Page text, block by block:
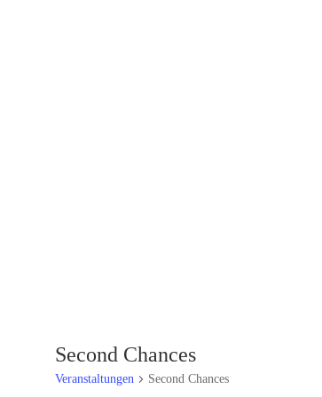
Second Chances
Veranstaltungen Second Chances